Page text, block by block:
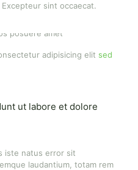
sint occaecat.
adipisicing elit sed
ut labore et dolore
iste natus error sit
laudantium, totam rem